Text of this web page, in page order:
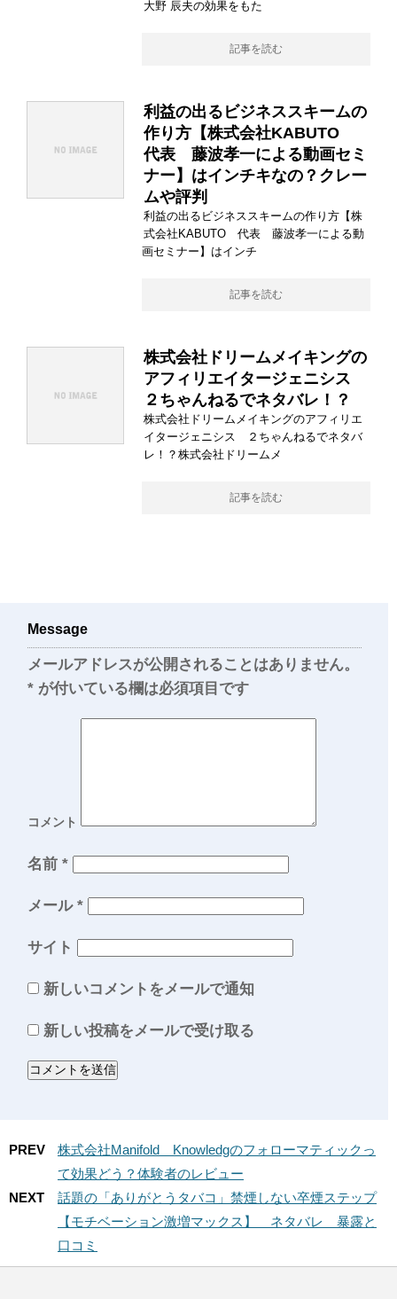
大野 辰夫の効果をもた
記事を読む
利益の出るビジネススキームの
作り方【株式会社KABUTO
代表 藤波孝一による動画セミ
ナー】はインチキなの？クレー
ムや評判
利益の出るビジネススキームの作り方【株
式会社KABUTO 代表 藤波孝一による動
画セミナー】はインチ
記事を読む
株式会社ドリームメイキングの
アフィリエイタージェニシス
２ちゃんねるでネタバレ！？
株式会社ドリームメイキングのアフィリエ
イタージェニシス ２ちゃんねるでネタバ
レ！？株式会社ドリームメ
記事を読む
Message
メールアドレスが公開されることはありません。
* が付いている欄は必須項目です
コメント
名前 *
メール *
サイト
新しいコメントをメールで通知
新しい投稿をメールで受け取る
PREV
株式会社Manifold Knowledgのフォローマティックっ
て効果どう？体験者のレビュー
NEXT
話題の「ありがとうタバコ」禁煙しない卒煙ステップ
【モチベーション激増マックス】 ネタバレ 暴露と
口コミ